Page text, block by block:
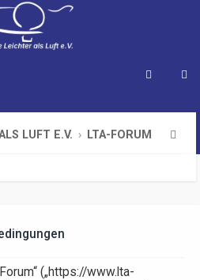
LUFT E.V. LTA-FORUM
(„https://www.lta-